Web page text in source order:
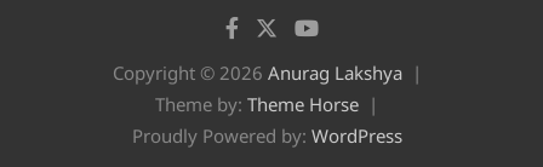
Copyright © 2026 Anurag Lakshya
Theme by: Theme Horse
Proudly Powered by: WordPress